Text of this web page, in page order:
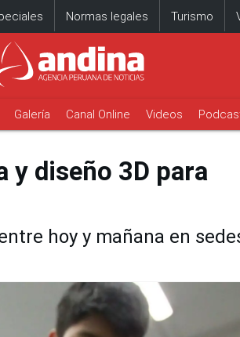
Normas legales Turismo
Galería Canal Online Videos
y diseño 3D para
hoy y mañana en